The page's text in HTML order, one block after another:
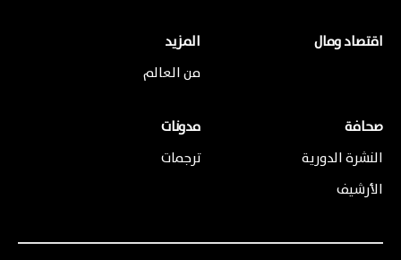
اقتصاد ومال
المزيد
من العالم
صحافة
النشرة الدورية
الأرشيف
مدونات
ترجمات